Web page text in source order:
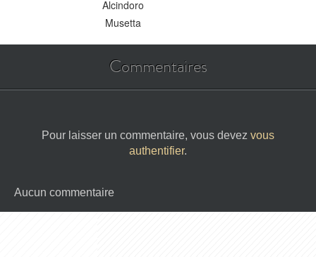
Alcindoro
Musetta
Commentaires
Pour laisser un commentaire, vous devez vous
authentifier.
Aucun commentaire